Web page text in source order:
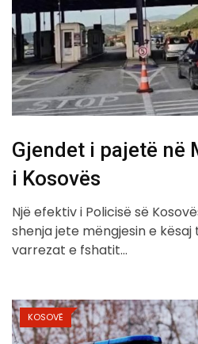
Gjendet i pajetë në
i Kosovës
Një efektiv i Policisë së
shenja jete mëngjesin e
varrezat e fshatit…
KOSOVË